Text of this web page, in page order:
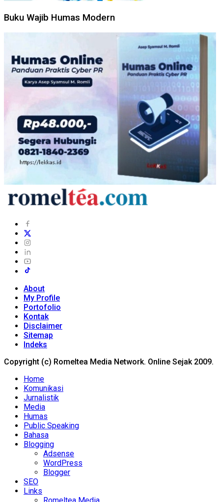
Buku Wajib Humas Modern
About
My Profile
Portofolio
Kontak
Disclaimer
Sitemap
Indeks
Copyright (c) Romeltea Media Network. Online Sejak 2009.
Home
Komunikasi
Jurnalistik
Media
Humas
Public Speaking
Bahasa
Blogging
Adsense
WordPress
Blogger
SEO
Links